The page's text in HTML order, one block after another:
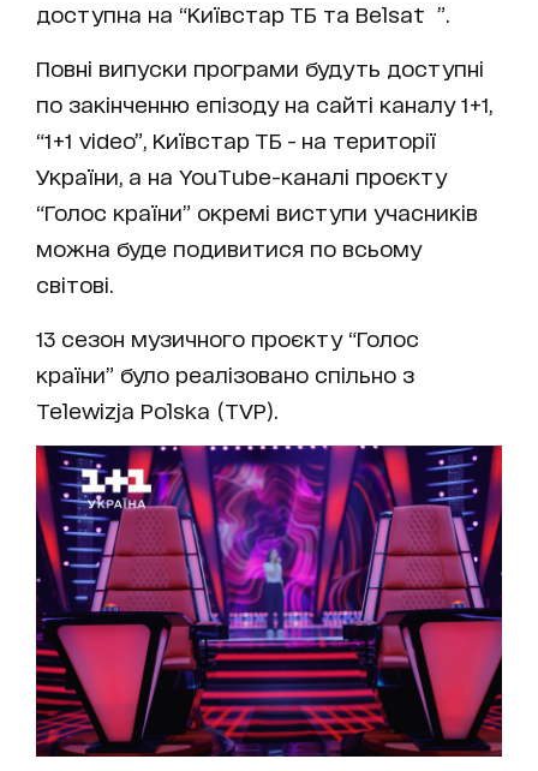
доступна на “Київстар ТБ та Belsat ”.
Повні випуски програми будуть доступні
по закінченню епізоду на сайті каналу 1+1,
“1+1 video”, Київстар ТБ - на території
України, а на YouTube-каналі проєкту
“Голос країни” окремі виступи учасників
можна буде подивитися по всьому
світові.
13 сезон музичного проєкту “Голос
країни” було реалізовано спільно з
Telewizja Polska (TVP).